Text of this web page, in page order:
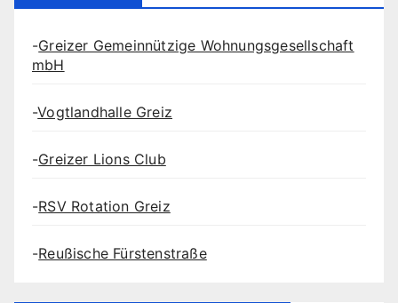
-Greizer Gemeinnützige Wohnungsgesellschaft
mbH
-Vogtlandhalle Greiz
-Greizer Lions Club
-RSV Rotation Greiz
-Reußische Fürstenstraße